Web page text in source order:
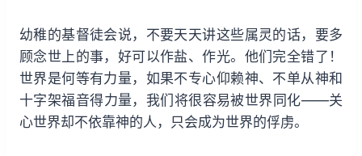
幼稚的基督徒会说，不要天天讲这些属灵的话，要多
顾念世上的事，好可以作盐、作光。他们完全错了！
世界是何等有力量，如果不专心仰赖神、不单从神和
十字架福音得力量，我们将很容易被世界同化——关
心世界却不依靠神的人，只会成为世界的俘虏。